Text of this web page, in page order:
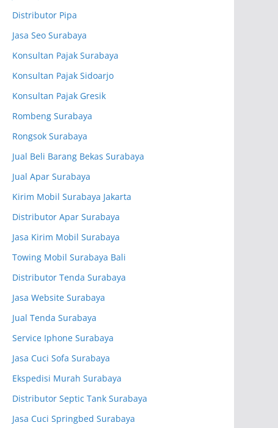
Distributor Pipa
Jasa Seo Surabaya
Konsultan Pajak Surabaya
Konsultan Pajak Sidoarjo
Konsultan Pajak Gresik
Rombeng Surabaya
Rongsok Surabaya
Jual Beli Barang Bekas Surabaya
Jual Apar Surabaya
Kirim Mobil Surabaya Jakarta
Distributor Apar Surabaya
Jasa Kirim Mobil Surabaya
Towing Mobil Surabaya Bali
Distributor Tenda Surabaya
Jasa Website Surabaya
Jual Tenda Surabaya
Service Iphone Surabaya
Jasa Cuci Sofa Surabaya
Ekspedisi Murah Surabaya
Distributor Septic Tank Surabaya
Jasa Cuci Springbed Surabaya